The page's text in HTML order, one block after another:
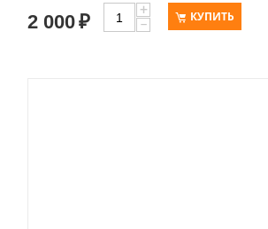
2 000₽
+
−
КУПИТЬ